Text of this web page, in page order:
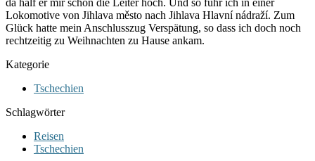
da half er mir schon die Leiter hoch. Und so fuhr ich in einer
Lokomotive von Jihlava město nach Jihlava Hlavní nádraží. Zum
Glück hatte mein Anschlusszug Verspätung, so dass ich doch noch
rechtzeitig zu Weihnachten zu Hause ankam.
Kategorie
Tschechien
Schlagwörter
Reisen
Tschechien